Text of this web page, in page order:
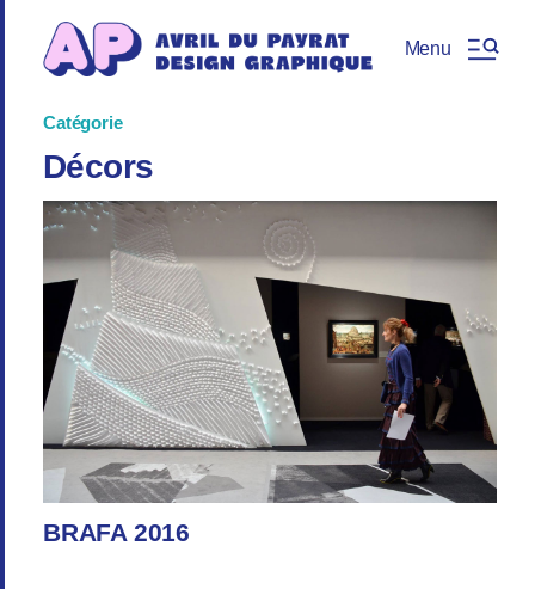
Menu
Catégorie
Décors
BRAFA 2016